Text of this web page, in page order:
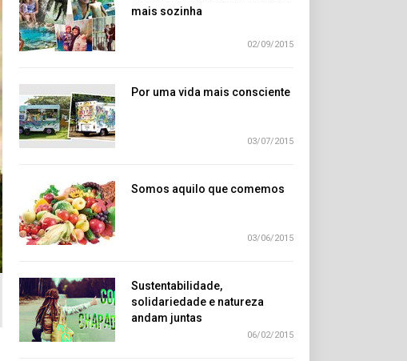
mais sozinha
02/09/2015
Por uma vida mais consciente
03/07/2015
Somos aquilo que comemos
03/06/2015
Sustentabilidade,
solidariedade e natureza
andam juntas
06/02/2015